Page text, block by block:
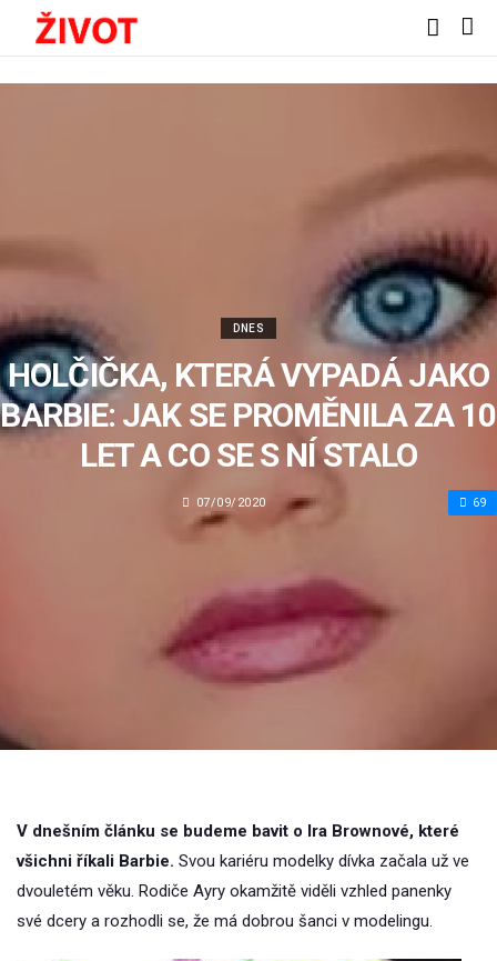
DNES
HOLČIČKA, KTERÁ VYPADÁ JAKO
BARBIE: JAK SE PROMĚNILA ZA 10
LET A CO SE S NÍ STALO
07/09/2020 69
V dnešním článku se budeme bavit o Ira Brownové, které
všichni říkali Barbie. Svou kariéru modelky dívka začala už ve
dvouletém věku. Rodiče Ayry okamžitě viděli vzhled panenky
své dcery a rozhodli se, že má dobrou šanci v modelingu.